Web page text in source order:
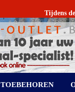
Tijdens
TOEBEHOREN